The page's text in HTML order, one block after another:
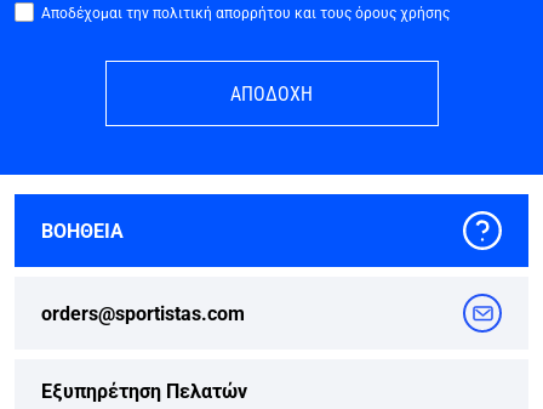
Αποδέχομαι την πολιτική απορρήτου και τους όρους χρήσης
ΑΠΟΔΟΧΗ
ΒΟΗΘΕΙΑ
orders@sportistas.com
Εξυπηρέτηση Πελατών